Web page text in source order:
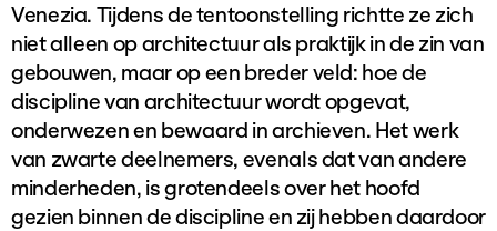
Venezia. Tijdens de tentoonstelling richtte ze zich
niet alleen op architectuur als praktijk in de zin van
gebouwen, maar op een breder veld: hoe de
discipline van architectuur wordt opgevat,
onderwezen en bewaard in archieven. Het werk
van zwarte deelnemers, evenals dat van andere
minderheden, is grotendeels over het hoofd
gezien binnen de discipline en zij hebben daardoor